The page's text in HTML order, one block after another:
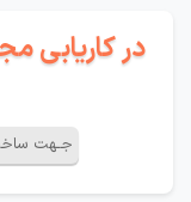
در کاریابی
جـهت